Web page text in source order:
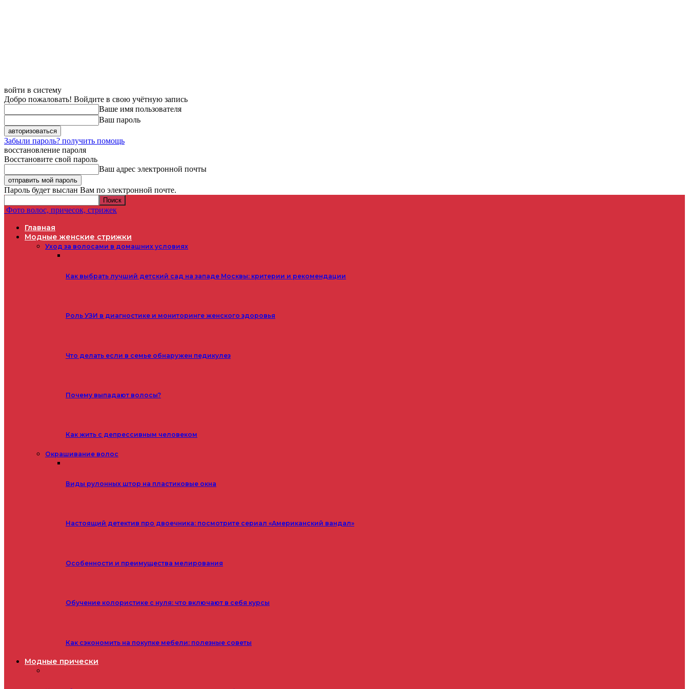
войти в систему
Добро пожаловать! Войдите в свою учётную запись
Ваше имя пользователя
Ваш пароль
Забыли пароль? получить помощь
восстановление пароля
Восстановите свой пароль
Ваш адрес электронной почты
Пароль будет выслан Вам по электронной почте.
Фото волос, причесок, стрижек
Главная
Модные женские стрижки
Уход за волосами в домашних условиях
Как выбрать лучший детский сад на западе Москвы: критерии и рекомендации
Роль УЗИ в диагностике и мониторинге женского здоровья
Что делать если в семье обнаружен педикулез
Почему выпадают волосы?
Как жить с депрессивным человеком
Окрашивание волос
Виды рулонных штор на пластиковые окна
Настоящий детектив про двоечника: посмотрите сериал «Американский вандал»
Особенности и преимущества мелирования
Обучение колористике с нуля: что включают в себя курсы
Как сэкономить на покупке мебели: полезные советы
Модные прически